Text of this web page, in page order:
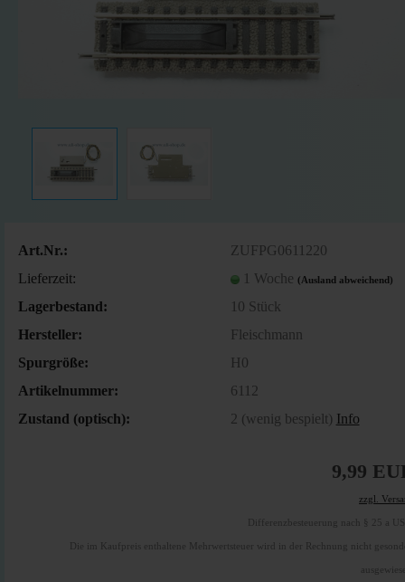
Art.Nr.:
ZUFPG0611220
Lieferzeit:
1 Woche (Ausland abweichend)
Lagerbestand: 10 Stück
Hersteller:
Fleischmann
Spurgröße:
H0
Artikelnummer:
6112
Zustand (optisch):
2 (wenig bespielt) Info
9,99
zzgl.
Differenzbesteuerung nach § 25 a
Die im Kaufpreis enthaltene Mehrwertsteuer wird in der Rechnung nicht